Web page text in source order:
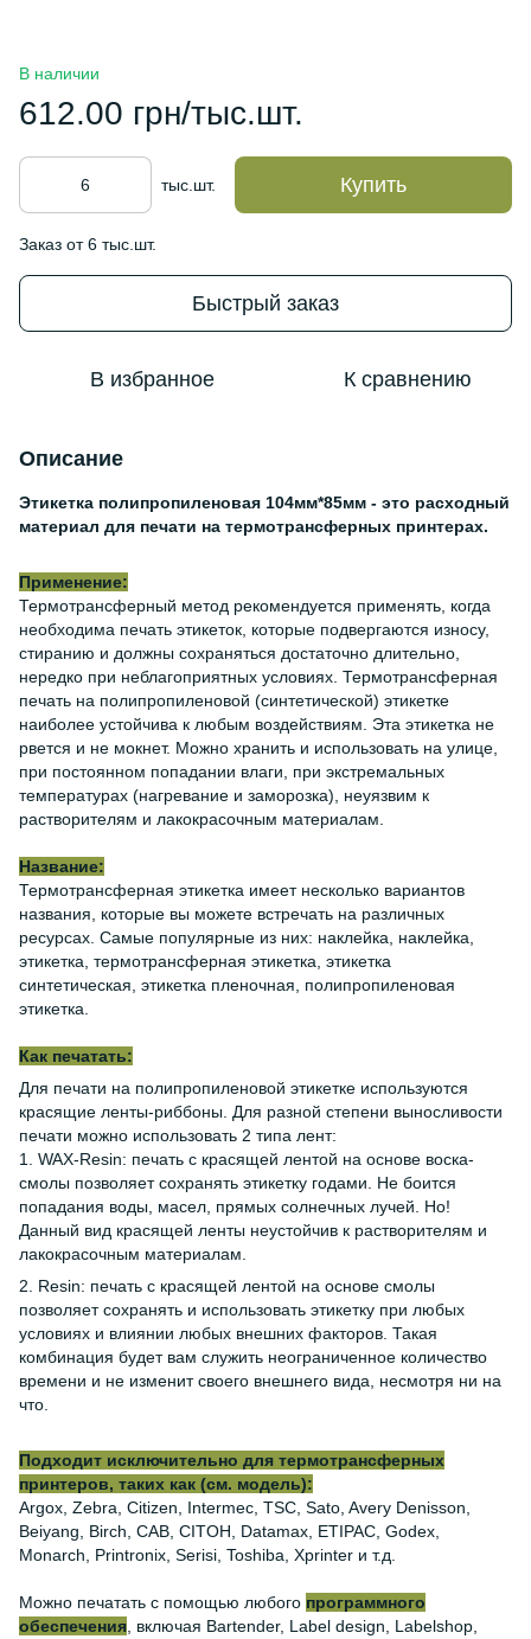
В наличии
612.00 грн/тыс.шт.
тыс.шт. Купить
Заказ от 6 тыс.шт.
Быстрый заказ
В избранное К сравнению
Описание
Этикетка полипропиленовая 104мм*85мм - это расходный
материал для печати на термотрансферных принтерах.
Применение:
Термотрансферный метод рекомендуется применять, когда
необходима печать этикеток, которые подвергаются износу,
стиранию и должны сохраняться достаточно длительно,
нередко при неблагоприятных условиях. Термотрансферная
печать на полипропиленовой (синтетической) этикетке
наиболее устойчива к любым воздействиям. Эта этикетка не
рвется и не мокнет. Можно хранить и использовать на улице,
при постоянном попадании влаги, при экстремальных
температурах (нагревание и заморозка), неуязвим к
растворителям и лакокрасочным материалам.
Название:
Термотрансферная этикетка имеет несколько вариантов
названия, которые вы можете встречать на различных
ресурсах. Самые популярные из них: наклейка, наклейка,
этикетка, термотрансферная этикетка, этикетка
синтетическая, этикетка пленочная, полипропиленовая
этикетка.
Как печатать:
Для печати на полипропиленовой этикетке используются
красящие ленты-риббоны. Для разной степени выносливости
печати можно использовать 2 типа лент:
1. WAX-Resin: печать с красящей лентой на основе воска-
смолы позволяет сохранять этикетку годами. Не боится
попадания воды, масел, прямых солнечных лучей. Но!
Данный вид красящей ленты неустойчив к растворителям и
лакокрасочным материалам.
2. Resin: печать с красящей лентой на основе смолы
позволяет сохранять и использовать этикетку при любых
условиях и влиянии любых внешних факторов. Такая
комбинация будет вам служить неограниченное количество
времени и не изменит своего внешнего вида, несмотря ни на
что.
Подходит исключительно для термотрансферных
принтеров, таких как (см. модель):
Argox, Zebra, Citizen, Intermec, TSC, Sato, Avery Denisson,
Beiyang, Birch, CAB, CITOH, Datamax, ETIPAC, Godex,
Monarch, Printronix, Serisi, Toshiba, Xprinter и т.д.
Можно печатать с помощью любого программного
обеспечения , включая Bartender, Label design, Labelshop,